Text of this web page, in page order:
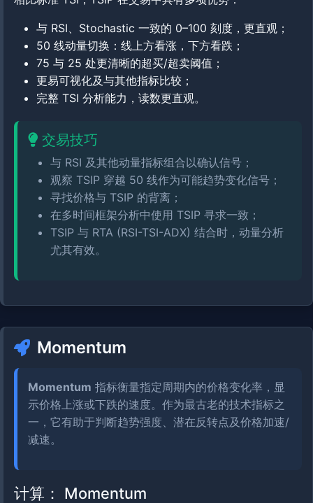
与 RSI、Stochastic 一致的 0–100 刻度，更直观；
50 线动量切换：线上方看涨，下方看跌；
75 与 25 处更清晰的超买/超卖阈值；
更易可视化及与其他指标比较；
完整 TSI 分析能力，读数更直观。
交易技巧
与 RSI 及其他动量指标组合以确认信号；
观察 TSIP 穿越 50 线作为可能趋势变化信号；
寻找价格与 TSIP 的背离；
在多时间框架分析中使用 TSIP 寻求一致；
TSIP 与 RTA (RSI-TSI-ADX) 结合时，动量分析
尤其有效。
Momentum
Momentum 指标衡量指定周期内的价格变化率，显
示价格上涨或下跌的速度。作为最古老的技术指标之
一，它有助于判断趋势强度、潜在反转点及价格加速/
减速。
计算： Momentum